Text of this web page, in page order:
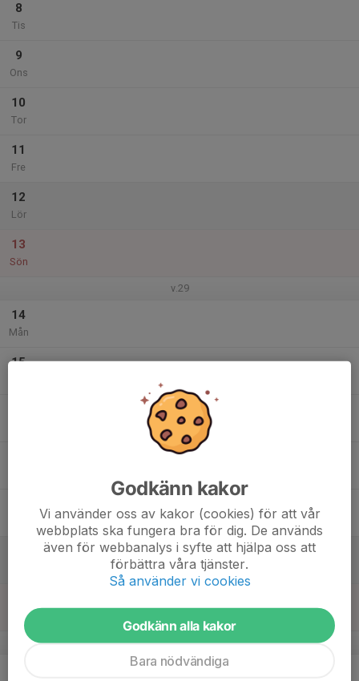
8
Tis
9
Ons
10
Tor
11
Fre
12
Lör
13
Sön
v.29
14
Mån
15
Sön
v.30
Godkänn kakor
Vi använder oss av kakor (cookies) för att vår
webbplats ska fungera bra för dig. De används
även för webbanalys i syfte att hjälpa oss att
förbättra våra tjänster.
Så använder vi cookies
Godkänn alla kakor
Bara nödvändiga